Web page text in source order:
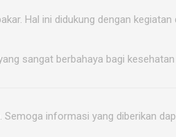
Hal ini didukung dengan kegiatan
sangat berbahaya bagi
informasi yang diberikan